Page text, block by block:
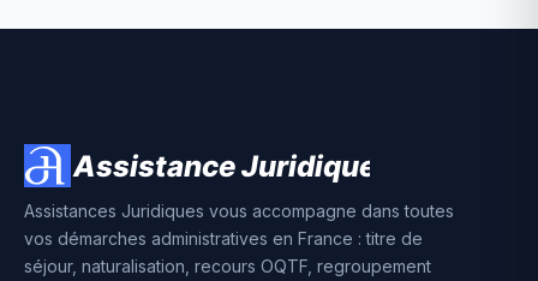
Assistances Juridiques vous accompagne dans toutes
vos démarches administratives en France : titre de
séjour, naturalisation, recours OQTF, regroupement